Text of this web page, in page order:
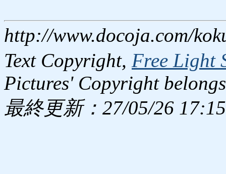
http://www.docoja.com/
Text Copyright, Free Light
Pictures' Copyright
最終更新：27/05/26 17:15